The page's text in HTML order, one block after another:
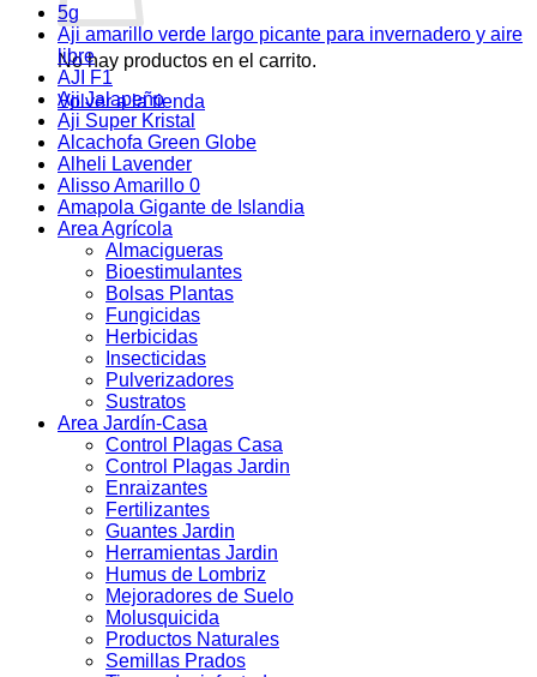
No hay productos en el carrito.
Volver a la tienda
5g
Aji amarillo verde largo picante para invernadero y aire
libre
AJI F1
Aji Jalapeño
Aji Super Kristal
Alcachofa Green Globe
Alheli Lavender
Alisso Amarillo 0
Amapola Gigante de Islandia
Area Agrícola
Almacigueras
Bioestimulantes
Bolsas Plantas
Fungicidas
Herbicidas
Insecticidas
Pulverizadores
Sustratos
Area Jardín-Casa
Control Plagas Casa
Control Plagas Jardin
Enraizantes
Fertilizantes
Guantes Jardin
Herramientas Jardin
Humus de Lombriz
Mejoradores de Suelo
Molusquicida
Productos Naturales
Semillas Prados